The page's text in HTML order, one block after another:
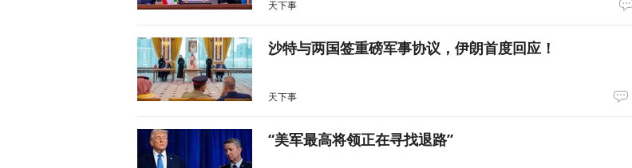
天下事
沙特与两国签重磅军事协议，伊朗首度回应！
天下事
“美军最高将领正在寻找退路”